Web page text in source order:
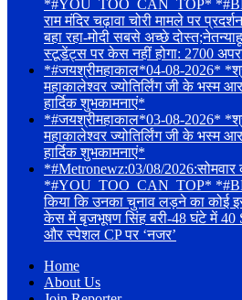
*#YOU_TOO_CAN_TOP*
राम मंदिर चढ़ावा चोरी मामले पर
बहा रहा-मोदी सबसे अच्छे
स्टूडेंट्स पर केस नहीं होगा: 2700
*#जयश्रीमहाकाल*04-08-2026*
महाकालेश्वर ज्योतिर्लिंग जी के भस्म
हार्दिक शुभकामनाएं*
*#जयश्रीमहाकाल*03-08-2026*
महाकालेश्वर ज्योतिर्लिंग जी के भस्म
हार्दिक शुभकामनाएं*
*#Metronewz:03/08/2026:सोमवार
*#YOU_TOO_CAN_TOP*
किया कि उनका चुनाव लड़ने का कोई
केस में बृजभूषण सिंह बरी-48 घंटे में
और स्पेशल CP पर ‘नजर’
Home
About Us